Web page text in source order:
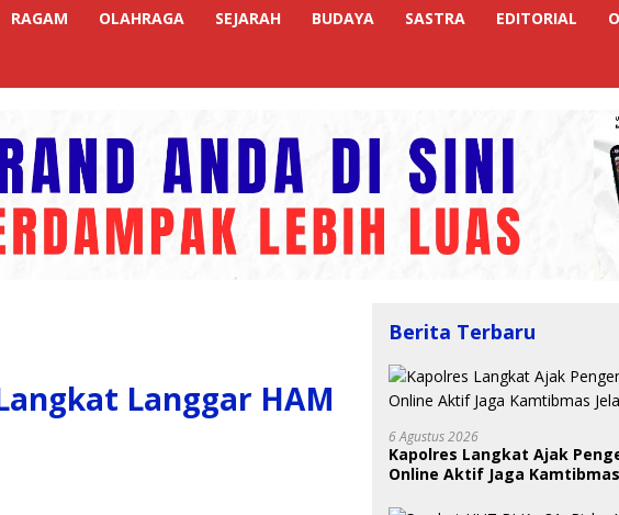
RAGAM OLAHRAGA SEJARAH BUDAYA SASTRA EDITORIAL
Langgar HAM
Berita Terbaru
6 Agustus 2026
Kapolres Langkat Ajak
Online Aktif Jaga Kamtibmas